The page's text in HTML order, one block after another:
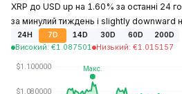
XRP до USD up на 1.60% за останні 24
за минулий тиждень і slightly downward
24H 7D 14D 30D 60D
200D
Високий: €1.087501 Низький: €1.015157